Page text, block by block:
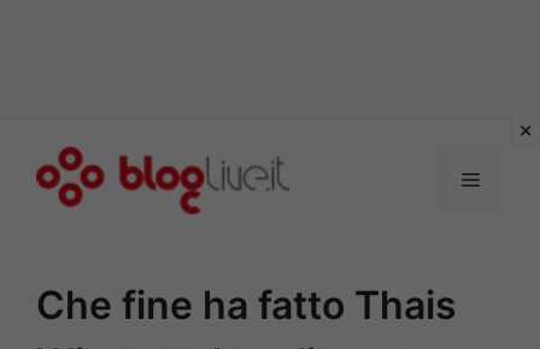
Menu
Che fine ha fatto Thais